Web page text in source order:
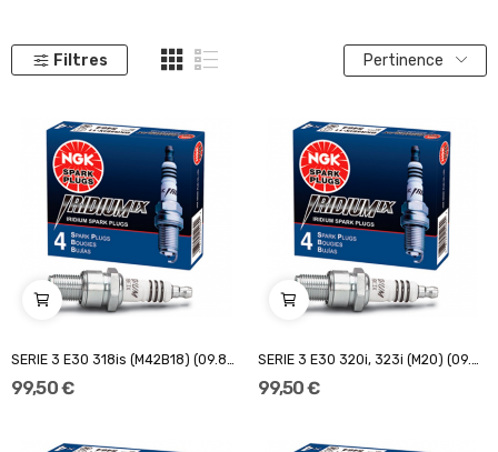
Filtres Pertinence
99,50 € 99,50 €